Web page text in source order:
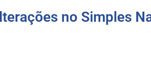
no Simples